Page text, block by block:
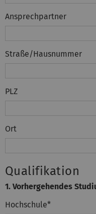
Ansprechpartner
Straße/Hausnummer
PLZ
Ort
Qualifikation
1. Vorhergehendes
Hochschule*